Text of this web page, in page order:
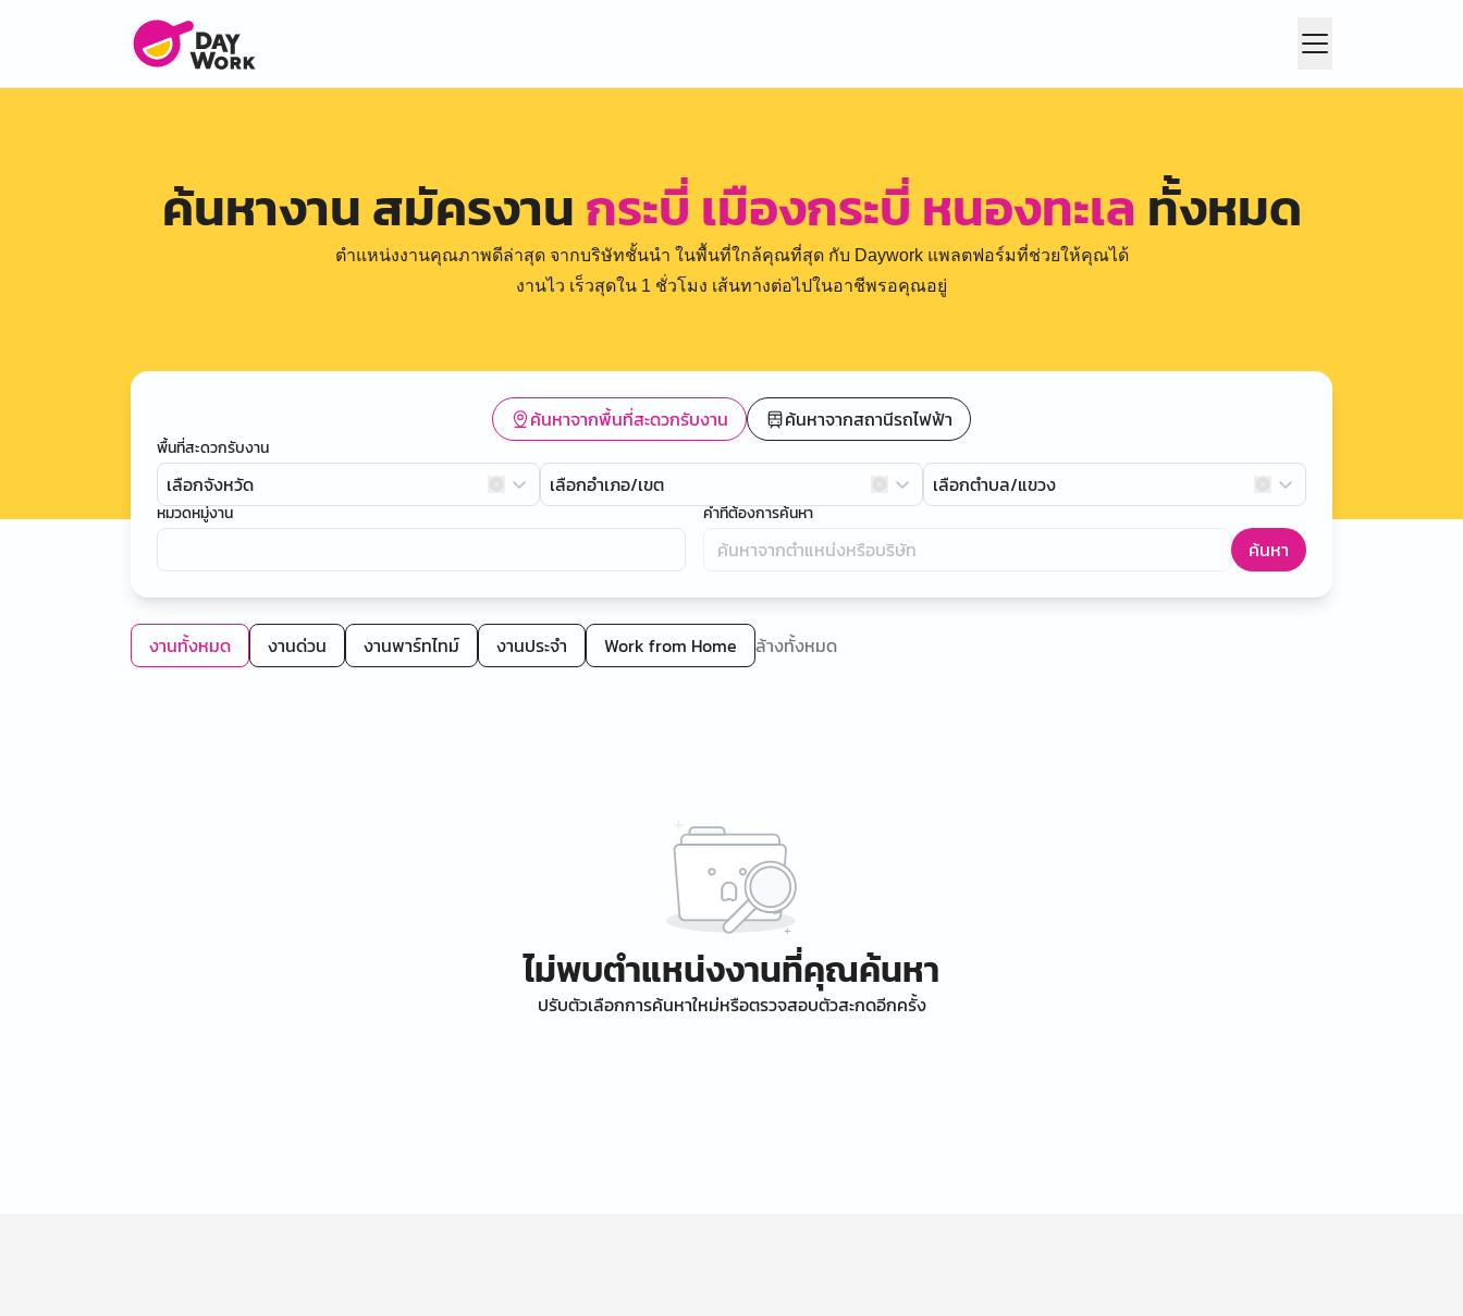
ค้นหางาน สมัครงานกระบี่ เมืองกระบี่ หนองทะเล ทั้งหมด
ตำแหน่งงานคุณภาพดีล่าสุด จากบริษัทชั้นนำ ในพื้นที่ใกล้คุณที่สุด กับ Daywork แพลตฟอร์มที่ช่วยให้คุณได้
งานไว เร็วสุดใน 1 ชั่วโมง เส้นทางต่อไปในอาชีพรอคุณอยู่
ค้นหาจากพื้นที่สะดวกรับงาน ค้นหาจากสถานีรถไฟฟ้า
พื้นที่สะดวกรับงาน
เลือกจังหวัด เลือกอำเภอ/เขต เลือกตำบล/แขวง
หมวดหมู่งาน คำที่ต้องการค้นหา
ค้นหา
งานทั้งหมด งานด่วน งานพาร์ทไทม์ งานประจำ Work from Home ล้างทั้งหมด
ไม่พบตำแหน่งงานที่คุณค้นหา
ปรับตัวเลือกการค้นหาใหม่หรือตรวจสอบตัวสะกดอีกครั้ง